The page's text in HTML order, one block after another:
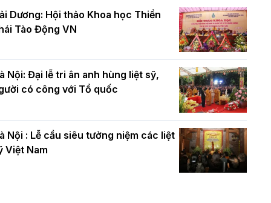
Dương: Hội thảo Khoa học Thiền
Tào Động VN
Nội: Đại lễ tri ân anh hùng liệt sỹ,
có công với Tổ quốc
Nội : Lễ cầu siêu tưởng niệm các liệt
Việt Nam